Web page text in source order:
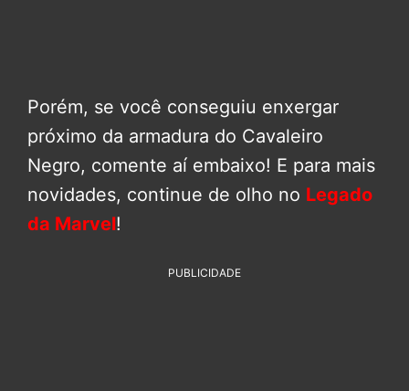
Porém, se você conseguiu enxergar
próximo da armadura do Cavaleiro
Negro, comente aí embaixo! E para mais
novidades, continue de olho no Legado
da Marvel!
PUBLICIDADE